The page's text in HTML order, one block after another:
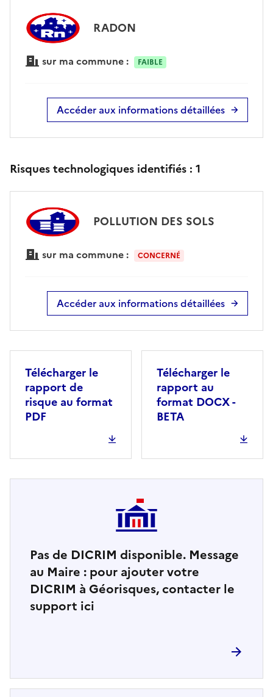
RADON
sur ma commune : FAIBLE
Accéder aux informations détaillées
Risques technologiques identifiés : 1
POLLUTION DES SOLS
sur ma commune : CONCERNÉ
Accéder aux informations détaillées
Télécharger le
rapport de
risque au format
PDF
Télécharger le
rapport au
format DOCX -
BETA
Pas de DICRIM disponible. Message
au Maire : pour ajouter votre
DICRIM à Géorisques, contacter le
support ici